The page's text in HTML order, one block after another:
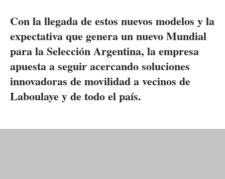
Con la llegada de estos nuevos modelos y la
expectativa que genera un nuevo Mundial
para la Selección Argentina, la empresa
apuesta a seguir acercando soluciones
innovadoras de movilidad a vecinos de
Laboulaye y de todo el país.